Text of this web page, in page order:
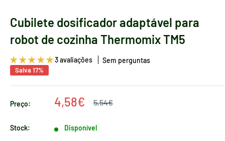
Cubilete dosificador adaptável para
robot de cozinha Thermomix TM5
3 avaliações Sem perguntas
Salva 17%
Preço:
Preço
venda
4,58€
Preço
5,54€
Stock: Disponível